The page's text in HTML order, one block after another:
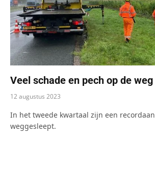
Veel schade en pech op de weg
12 augustus 2023
In het tweede kwartaal zijn een
weggesleept.